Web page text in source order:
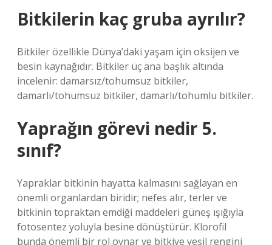
Bitkilerin kaç gruba ayrılır?
Bitkiler özellikle Dünya’daki yaşam için oksijen ve
besin kaynağıdır. Bitkiler üç ana başlık altında
incelenir: damarsız/tohumsuz bitkiler,
damarlı/tohumsuz bitkiler, damarlı/tohumlu bitkiler.
Yaprağın görevi nedir 5.
sınıf?
Yapraklar bitkinin hayatta kalmasını sağlayan en
önemli organlardan biridir; nefes alır, terler ve
bitkinin topraktan emdiği maddeleri güneş ışığıyla
fotosentez yoluyla besine dönüştürür. Klorofil
bunda önemli bir rol oynar ve bitkiye yeşil rengini